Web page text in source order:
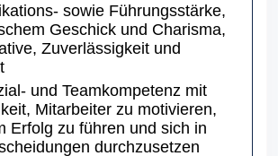
sowie Führungsstärke,
Geschick und Charisma,
Zuverlässigkeit und
und Teamkompetenz mit
Mitarbeiter zu motivieren,
Erfolg zu führen und sich in
durchzusetzen